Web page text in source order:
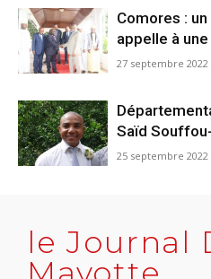
Comores :
appelle à
27 septembre 2022
Saïd
25 septembre 2022
le Journal